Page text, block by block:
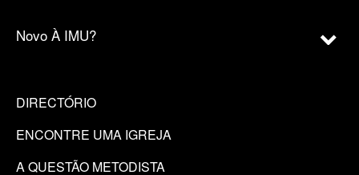
Novo À IMU?
DIRECTÓRIO
ENCONTRE UMA IGREJA
A QUESTÃO METODISTA